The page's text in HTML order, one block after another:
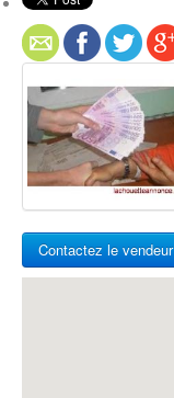
Contactez le vendeur